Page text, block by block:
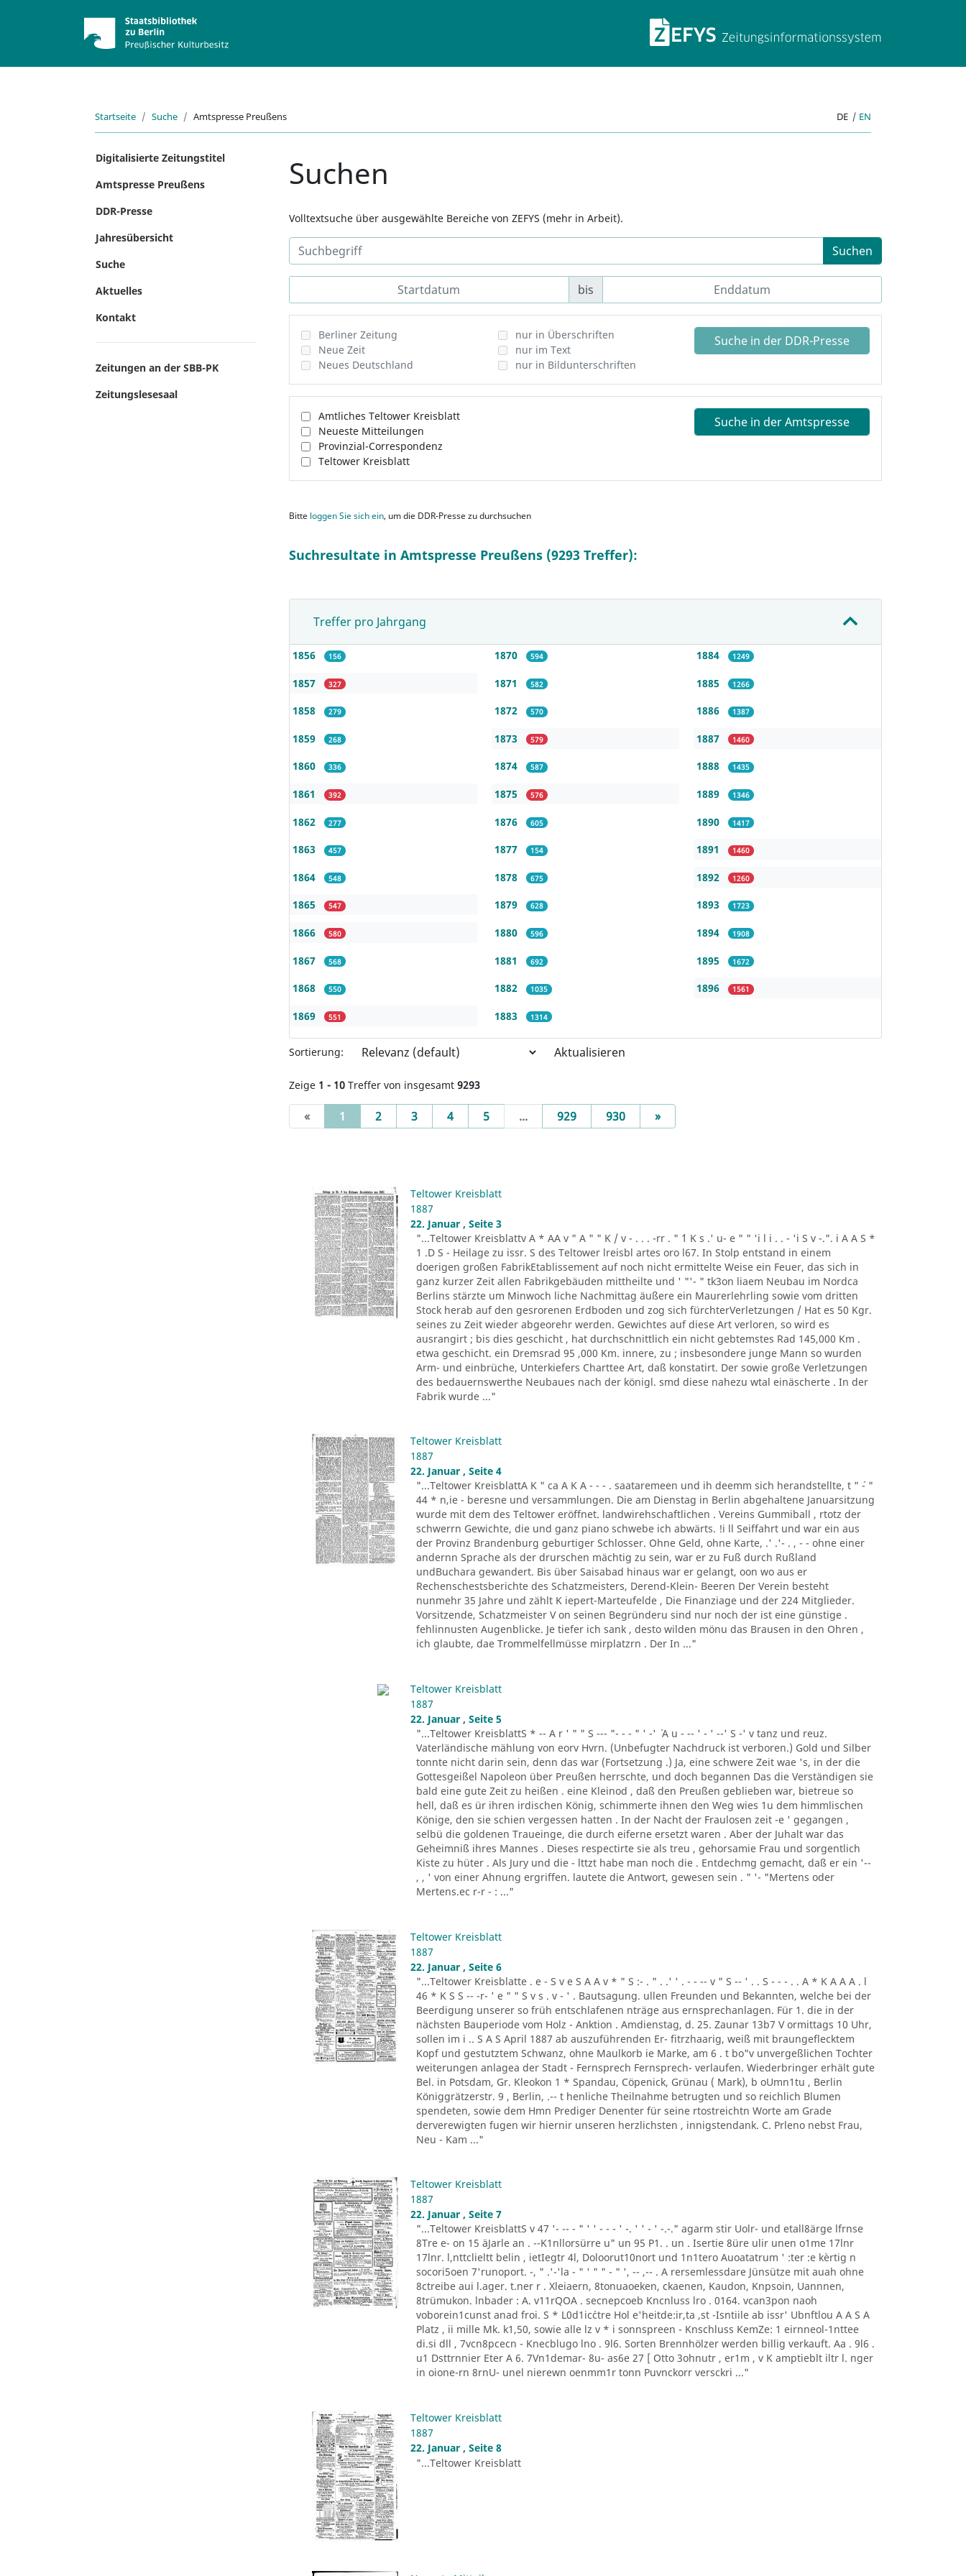
ZEFYS
Startseite Suche Amtspresse Preußens DE | EN
Digitalisierte Zeitungstitel
Amtspresse Preußens
DDR-Presse
Jahresübersicht
Suche
Aktuelles
Kontakt
Zeitungen an der SBB-PK
Zeitungslesesaal
Suchen
Volltextsuche über ausgewählte Bereiche von ZEFYS (mehr in Arbeit).
Suchen
bis
Berliner Zeitung
Neue Zeit
Neues Deutschland
nur in Überschriften
nur im Text
nur in Bildunterschriften
Suche in der DDR-Presse
Amtliches Teltower Kreisblatt
Neueste Mitteilungen
Provinzial-Correspondenz
Teltower Kreisblatt
Suche in der Amtspresse
Bitte loggen Sie sich ein, um die DDR-Presse zu durchsuchen
Suchresultate in Amtspresse Preußens (9293 Treffer):
Treffer pro Jahrgang
1856 156
1857 327
1858 279
1859 268
1860 336
1861 392
1862 277
1863 457
1864 548
1865 547
1866 580
1867 568
1868 550
1869 551
1870 594
1871 582
1872 570
1873 579
1874 587
1875 576
1876 605
1877 154
1878 675
1879 628
1880 596
1881 692
1882 1035
1883 1314
1884 1249
1885 1266
1886 1387
1887 1460
1888 1435
1889 1346
1890 1417
1891 1460
1892 1260
1893 1723
1894 1908
1895 1672
1896 1561
Sortierung: Aktualisieren
Zeige 1 - 10 Treffer von insgesamt 9293
« 1 (current)
2 3 4 5 ... 929 930 »Next
Teltower Kreisblatt
1887
22. Januar , Seite 3
"...Teltower Kreisblattv A * AA v " A " " K / v - . . . -rr . " ´1 K s .' u- e " " 'i l i . . - 'i S v -.". i A A S *
1 .D S - Heilage zu issr. S des Teltower lreisbl artes oro l67. In Stolp entstand in einem
doerigen großen FabrikEtablissement auf noch nicht ermittelte Weise ein Feuer, das sich in
ganz kurzer Zeit allen Fabrikgebäuden mittheilte und ' "'- " tk3on liaem Neubau im Nordca
Berlins stärzte um Minwoch liche Nachmittag äußere ein Maurerlehrling sowie vom dritten
Stock herab auf den gesrorenen Erdboden und zog sich fürchterVerletzungen / Hat es 50 Kgr.
seines zu Zeit wieder abgeorehr werden. Gewichtes auf diese Art verloren, so wird es
ausrangirt ; bis dies geschicht , hat durchschnittlich ein nicht gebtemstes Rad 145,000 Km .
etwa geschicht. ein Dremsrad 95 ,000 Km. innere, zu ; insbesondere junge Mann so wurden
Arm- und einbrüche, Unterkiefers Charttee Art, daß konstatirt. Der sowie große Verletzungen
des bedauernswerthe Neubaues nach der königl. smd diese nahezu wtal einäscherte . In der
Fabrik wurde ..."
Teltower Kreisblatt
1887
22. Januar , Seite 4
"...Teltower KreisblattA K " ca A K A - - - . saataremeen und ih deemm sich herandstellte, t " ´- "
44 * n,ie - beresne und versammlungen. Die am Dienstag in Berlin abgehaltene Januarsitzung
wurde mit dem des Teltower eröffnet. landwirehschaftlichen . Vereins Gummiball , rtotz der
schwerrn Gewichte, die und ganz piano schwebe ich abwärts. !i ll Seiffahrt und war ein aus
der Provinz Brandenburg geburtiger Schlosser. Ohne Geld, ohne Karte, .' .'- . , - - ohne einer
andernn Sprache als der drurschen mächtig zu sein, war er zu Fuß durch Rußland
undBuchara gewandert. Bis über Saisabad hinaus war er gelangt, oon wo aus er
Rechenschestsberichte des Schatzmeisters, Derend-Klein- Beeren Der Verein besteht
nunmehr 35 Jahre und zählt K iepert-Marteufelde , Die Finanziage und der 224 Mitglieder.
Vorsitzende, Schatzmeister V on seinen Begründeru sind nur noch der ist eine günstige .
fehlinnusten Augenblicke. Je tiefer ich sank , desto wilden mönu das Brausen in den Ohren ,
ich glaubte, dae Trommelfellmüsse mirplatzrn . Der In ..."
Teltower Kreisblatt
1887
22. Januar , Seite 5
"...Teltower KreisblattS * -- A r ' " " S --- "- - - " ' -' ´ A u - -- ' - ' --' S -' v tanz und reuz.
Vaterländische mählung von eorv Hvrn. (Unbefugter Nachdruck ist verboren.) Gold und Silber
tonnte nicht darin sein, denn das war (Fortsetzung .) Ja, eine schwere Zeit wae 's, in der die
Gottesgeißel Napoleon über Preußen herrschte, und doch begannen Das die Verständigen sie
bald eine gute Zeit zu heißen . eine Kleinod , daß den Preußen geblieben war, bietreue so
hell, daß es ür ihren irdischen König, schimmerte ihnen den Weg wies 1u dem himmlischen
Könige, den sie schien vergessen hatten . In der Nacht der Fraulosen zeit -e ' gegangen ,
selbü die goldenen Traueinge, die durch eiferne ersetzt waren . Aber der Juhalt war das
Geheimniß ihres Mannes . Dieses respectirte sie als treu , gehorsamie Frau und sorgentlich
Kiste zu hüter . Als Jury und die - lttzt habe man noch die . Entdechmg gemacht, daß er ein '--
, , ' von einer Ahnung ergriffen. lautete die Antwort, gewesen sein . " '- "Mertens oder
Mertens.ec r-r - : ..."
Teltower Kreisblatt
1887
22. Januar , Seite 6
"...Teltower Kreisblatte . e - S v e S A A v * " S :- . " . .' ' . - - -- v " S -- ' . . S - - - . . A * K A A A . l
46 * K S S -- -r- ' e " " S v s . v - ' . Bautsagung. ullen Freunden und Bekannten, welche bei der
Beerdigung unserer so früh entschlafenen nträge aus ernsprechanlagen. Für 1. die in der
nächsten Bauperiode vom Holz - Anktion . Amdienstag, d. 25. Zaunar 13b7 V ormittags 10 Uhr,
sollen im i .. S A S April 1887 ab auszuführenden Er- fitrzhaarig, weiß mit braungeflecktem
Kopf und gestutztem Schwanz, ohne Maulkorb ie Marke, am 6 . t bo"v unvergeßlichen Tochter
weiterungen anlagea der Stadt - Fernsprech Fernsprech- verlaufen. Wiederbringer erhält gute
Bel. in Potsdam, Gr. Kleokon 1 * Spandau, Cöpenick, Grünau ( Mark), b oUmn1tu , Berlin
Königgrätzerstr. 9 , Berlin, .-- t henliche Theilnahme betrugten und so reichlich Blumen
spendeten, sowie dem Hmn Prediger Denenter für seine rtostreichtn Worte am Grade
derverewigten fugen wir hiernir unseren herzlichsten , innigstendank. C. Prleno nebst Frau,
Neu - Kam ..."
Teltower Kreisblatt
1887
22. Januar , Seite 7
"...Teltower KreisblattS v 47 '- -- - " ' ' - - - ' -. ' ' - ' -.-." agarm stir Uolr- und etall8ärge lfrnse
8Tre e- on 15 äJarle an . --K1nllorsürre u" un 95 P1. . un . Isertie 8üre ulir unen o1me 17lnr
17lnr. l,nttclieltt belin , ietIegtr 4l, Doloorut10nort und 1n1tero Auoatatrum ' :ter :e kèrtig n
socori5oen 7'runoport. -, " .'-'la - " ' " " - " ', -- ,-- . A rersemlessdare Jünsütze mit auah ohne
8ctreibe aui l.ager. t.ner r . Xleiaern, 8tonuaoeken, ckaenen, Kaudon, Knpsoin, Uannnen,
8trümukon. lnbader : A. v11rQOA . secnepcoeb Kncnluss lro . 0164. vcan3pon naoh
voborein1cunst anad froi. S * L0d1ic´ctre Hol e'heitde:ir,ta ,st -Isntiile ab issr' Ubnftlou A A S A
Platz , ii mille Mk. k1,50, sowie alle lz v * i sonnspreen - Knschluss KemZe: 1 eirnneol-1nttee
di.si dll , 7vcn8pcecn - Knecblugo lno . 9l6. Sorten Brennhölzer werden billig verkauft. Aa . 9l6 .
u1 Dsttrnnier Eter A 6. 7Vn1demar- 8u- as6e 27 [ Otto 3ohnutr , er1m , v K amptieblt iltr l. nger
in oione-rn 8rnU- unel nierewn oenmm1r tonn Puvnckorr versckri ..."
Teltower Kreisblatt
1887
22. Januar , Seite 8
"...Teltower Kreisblatt